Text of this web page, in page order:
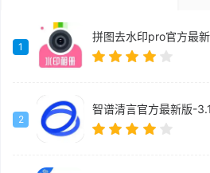
1
拼图去水印pro官方最
2
智谱清言官方最新版-